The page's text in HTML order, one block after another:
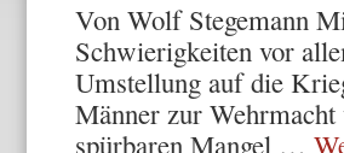
Von Wolf Stegemann
Schwierigkeiten vor
Umstellung auf die
Männer zur
spürbaren Mangel …